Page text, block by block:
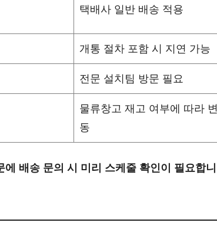
택배사 일반 배송 적용
개통 절차 포함 시 지연 가능
전문 설치팀 방문 필요
물류창고 재고 여부에 따라 변
동
배송 문의 시 미리 스케줄 확인이 필요합니